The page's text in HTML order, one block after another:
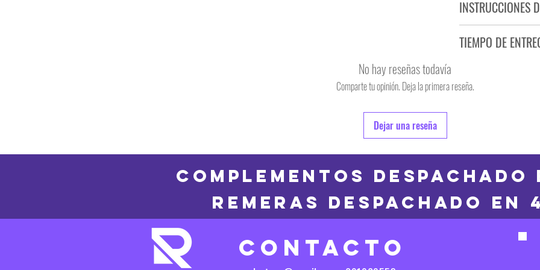
INSTRUCCIONES
NO UTILIZAR
TIEMPO DE
Producto bajo demanda.
No hay reseñas todavía
Comparte tu opinión. Deja la primera reseña.
Dejar una reseña
COMPLEMENTOS
REMERAS DESPACHADO en
CONTACTO